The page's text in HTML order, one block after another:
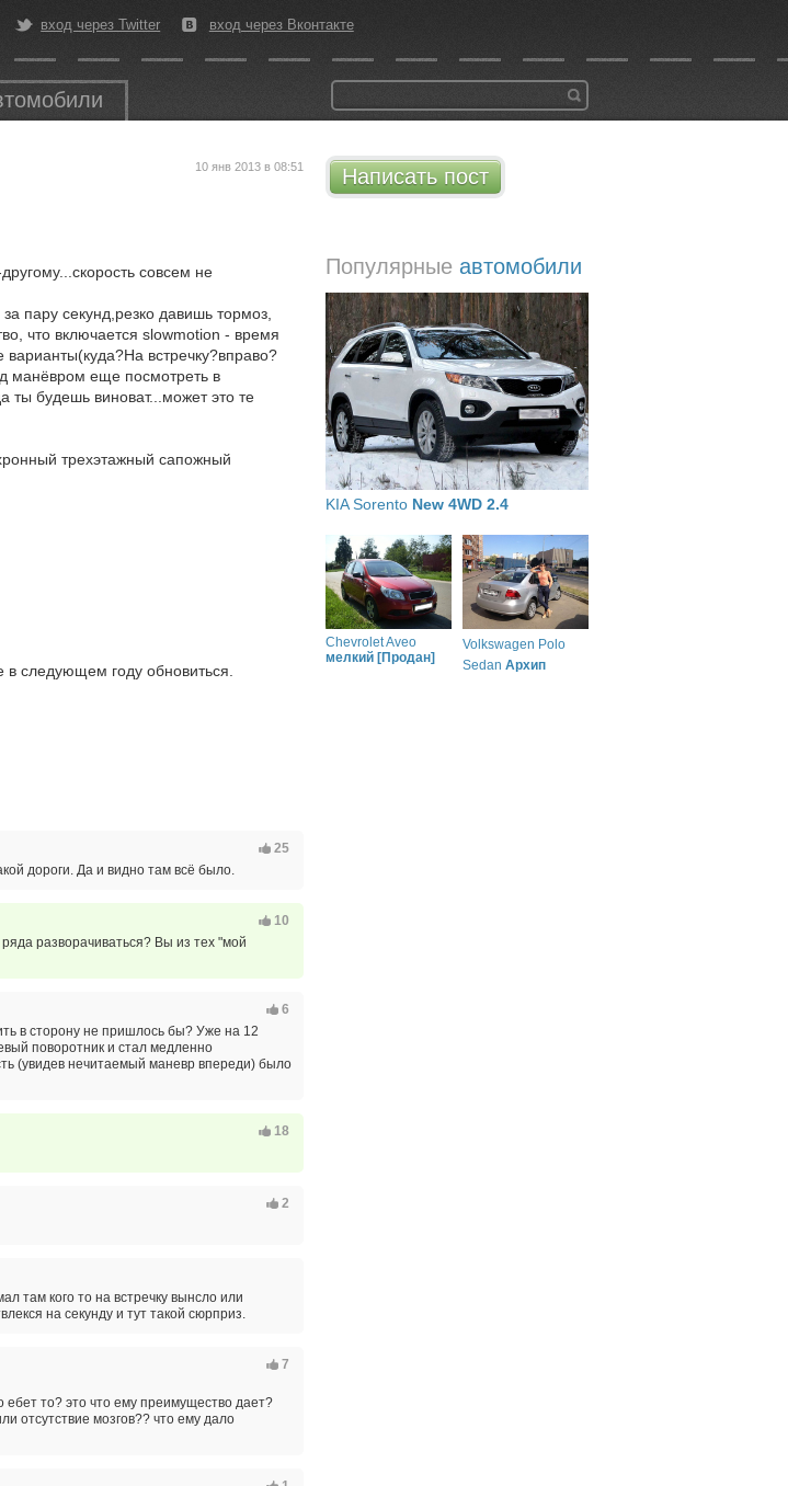
вход через Twitter вход через Вконтакте
Написать пост
Популярные автомобили
KIA Sorento New 4WD 2.4
Chevrolet Aveo
мелкий [Продан]
Volkswagen Polo
Sedan Архип
10 янв 2013 в 08:51
совсем не
пару секунд,резко давишь тормоз,
что включается slowmotion - время
варианты(куда?На встречку?вправо?
манёвром еще посмотреть в
ты будешь виноват...может это те
трехэтажный сапожный
следующем году обновиться.
25
дороги. Да и видно там всё было.
10
разворачиваться? Вы из тех "мой
6
в сторону не пришлось бы? Уже на 12
поворотник и стал медленно
(увидев нечитаемый маневр впереди) было
18
2
там кого то на встречку вынсло или
на секунду и тут такой сюрприз.
7
ебет то? это что ему преимущество дает?
отсутствие мозгов?? что ему дало